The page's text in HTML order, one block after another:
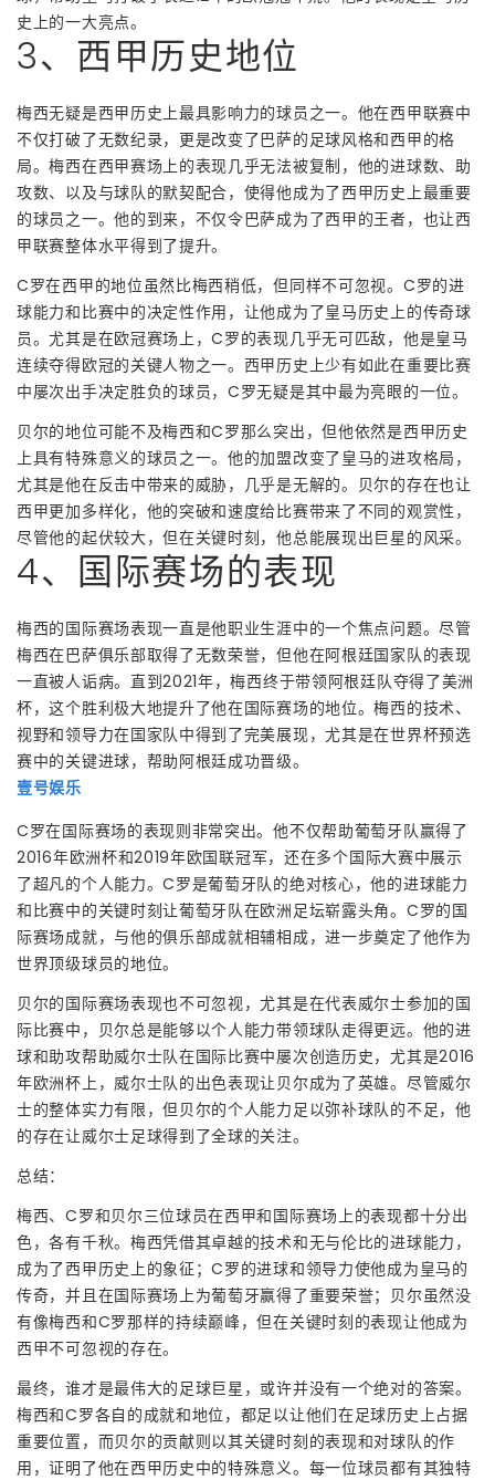
史上的一大亮点。
3、西甲历史地位
梅西无疑是西甲历史上最具影响力的球员之一。他在西甲联赛中
不仅打破了无数纪录，更是改变了巴萨的足球风格和西甲的格
局。梅西在西甲赛场上的表现几乎无法被复制，他的进球数、助
攻数、以及与球队的默契配合，使得他成为了西甲历史上最重要
的球员之一。他的到来，不仅令巴萨成为了西甲的王者，也让西
甲联赛整体水平得到了提升。
C罗在西甲的地位虽然比梅西稍低，但同样不可忽视。C罗的进
球能力和比赛中的决定性作用，让他成为了皇马历史上的传奇球
员。尤其是在欧冠赛场上，C罗的表现几乎无可匹敌，他是皇马
连续夺得欧冠的关键人物之一。西甲历史上少有如此在重要比赛
中屡次出手决定胜负的球员，C罗无疑是其中最为亮眼的一位。
贝尔的地位可能不及梅西和C罗那么突出，但他依然是西甲历史
上具有特殊意义的球员之一。他的加盟改变了皇马的进攻格局，
尤其是他在反击中带来的威胁，几乎是无解的。贝尔的存在也让
西甲更加多样化，他的突破和速度给比赛带来了不同的观赏性，
尽管他的起伏较大，但在关键时刻，他总能展现出巨星的风采。
4、国际赛场的表现
梅西的国际赛场表现一直是他职业生涯中的一个焦点问题。尽管
梅西在巴萨俱乐部取得了无数荣誉，但他在阿根廷国家队的表现
一直被人诟病。直到2021年，梅西终于带领阿根廷队夺得了美洲
杯，这个胜利极大地提升了他在国际赛场的地位。梅西的技术、
视野和领导力在国家队中得到了完美展现，尤其是在世界杯预选
赛中的关键进球，帮助阿根廷成功晋级。
壹号娱乐
C罗在国际赛场的表现则非常突出。他不仅帮助葡萄牙队赢得了
2016年欧洲杯和2019年欧国联冠军，还在多个国际大赛中展示
了超凡的个人能力。C罗是葡萄牙队的绝对核心，他的进球能力
和比赛中的关键时刻让葡萄牙队在欧洲足坛崭露头角。C罗的国
际赛场成就，与他的俱乐部成就相辅相成，进一步奠定了他作为
世界顶级球员的地位。
贝尔的国际赛场表现也不可忽视，尤其是在代表威尔士参加的国
际比赛中，贝尔总是能够以个人能力带领球队走得更远。他的进
球和助攻帮助威尔士队在国际比赛中屡次创造历史，尤其是2016
年欧洲杯上，威尔士队的出色表现让贝尔成为了英雄。尽管威尔
士的整体实力有限，但贝尔的个人能力足以弥补球队的不足，他
的存在让威尔士足球得到了全球的关注。
总结：
梅西、C罗和贝尔三位球员在西甲和国际赛场上的表现都十分出
色，各有千秋。梅西凭借其卓越的技术和无与伦比的进球能力，
成为了西甲历史上的象征；C罗的进球和领导力使他成为皇马的
传奇，并且在国际赛场上为葡萄牙赢得了重要荣誉；贝尔虽然没
有像梅西和C罗那样的持续巅峰，但在关键时刻的表现让他成为
西甲不可忽视的存在。
最终，谁才是最伟大的足球巨星，或许并没有一个绝对的答案。
梅西和C罗各自的成就和地位，都足以让他们在足球历史上占据
重要位置，而贝尔的贡献则以其关键时刻的表现和对球队的作
用，证明了他在西甲历史中的特殊意义。每一位球员都有其独特